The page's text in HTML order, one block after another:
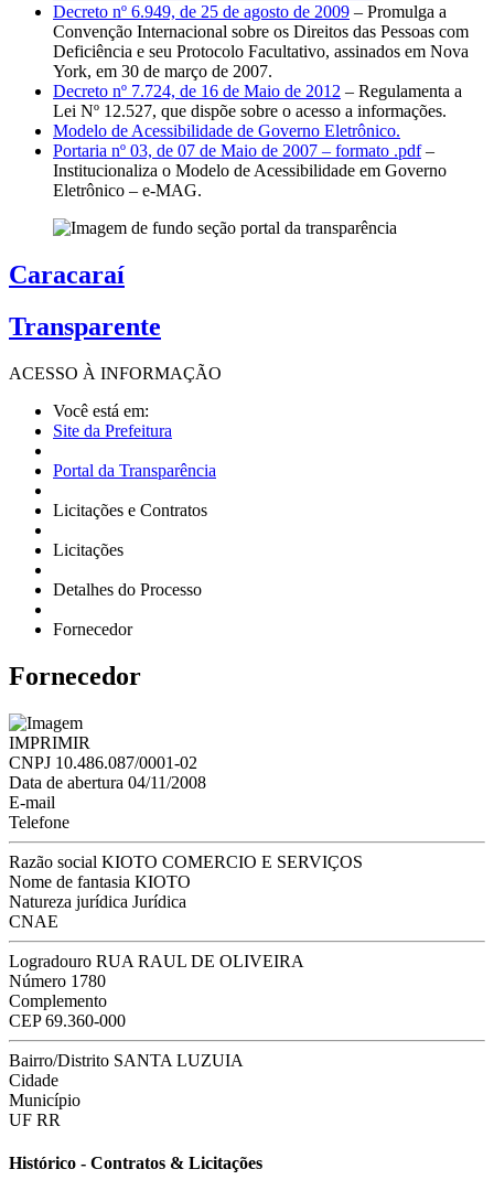
Decreto nº 6.949, de 25 de agosto de 2009 – Promulga a
Convenção Internacional sobre os Direitos das Pessoas com
Deficiência e seu Protocolo Facultativo, assinados em Nova
York, em 30 de março de 2007.
Decreto nº 7.724, de 16 de Maio de 2012 – Regulamenta a
Lei Nº 12.527, que dispõe sobre o acesso a informações.
Modelo de Acessibilidade de Governo Eletrônico.
Portaria nº 03, de 07 de Maio de 2007 – formato .pdf–
Institucionaliza o Modelo de Acessibilidade em Governo
Eletrônico – e-MAG.
Caracaraí
Transparente
ACESSO À INFORMAÇÃO
Você está em:
Site da Prefeitura
Portal da Transparência
Licitações e Contratos
Licitações
Detalhes do Processo
Fornecedor
Fornecedor
IMPRIMIR
CNPJ 10.486.087/0001-02
Data de abertura 04/11/2008
E-mail
Telefone
Razão social KIOTO COMERCIO E SERVIÇOS
Nome de fantasia KIOTO
Natureza jurídica Jurídica
CNAE
Logradouro RUA RAUL DE OLIVEIRA
Número 1780
Complemento
CEP 69.360-000
Bairro/Distrito SANTA LUZUIA
Cidade
Município
UF RR
Histórico - Contratos & Licitações